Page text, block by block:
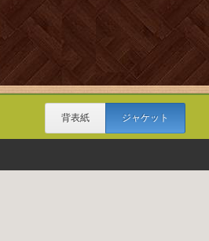
背表紙 ジャケット